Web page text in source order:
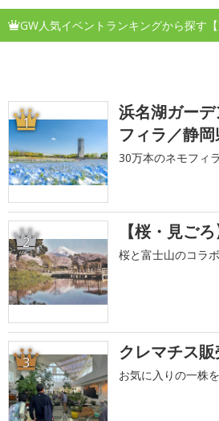
GW人気イベントランキングから探す【
1
浜名湖ガー
フィラ／静
30万本のネモフィ
2 【桜・見ご
桜と富士山のコラ
3 クレマチス
お気に入りの一株